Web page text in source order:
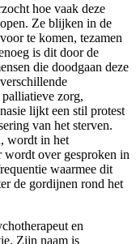
hoe vaak deze
Ze blijken in de
te komen, tezamen
is dit door de
die doodgaan deze
palliatieve zorg,
lijkt een stil protest
van het sterven.
wordt in het
wordt over gesproken in
waarmee dit
de gordijnen rond het
en
Zijn naam is